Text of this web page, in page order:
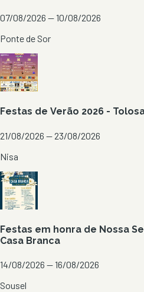
07/08/2026 — 10/08/2026
Ponte de Sor
Festas de Verão 2026 -
21/08/2026 — 23/08/2026
Nisa
Festas em honra de Nossa
Casa Branca
14/08/2026 — 16/08/2026
Sousel